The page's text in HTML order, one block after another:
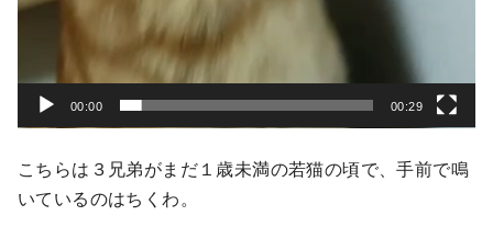
00:00 00:29
こちらは３兄弟がまだ１歳未満の若猫の頃で、手前で鳴
いているのはちくわ。